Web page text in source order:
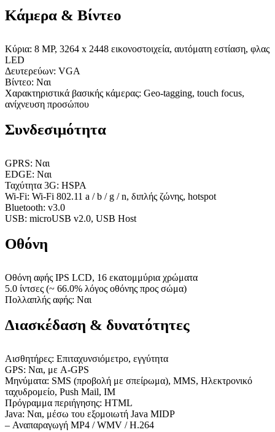
Κάμερα & Βίντεο
Κύρια: 8 MP, 3264 x 2448 εικονοστοιχεία, αυτόματη εστίαση, φλας
LED
Δευτερεύων: VGA
Βίντεο: Ναι
Χαρακτηριστικά βασικής κάμερας: Geo-tagging, touch focus,
ανίχνευση προσώπου
Συνδεσιμότητα
GPRS: Ναι
EDGE: Ναι
Ταχύτητα 3G: HSPA
Wi-Fi: Wi-Fi 802.11 a / b / g / n, διπλής ζώνης, hotspot
Bluetooth: v3.0
USB: microUSB v2.0, USB Host
Οθόνη
Οθόνη αφής IPS LCD, 16 εκατομμύρια χρώματα
5.0 ίντσες (~ 66.0% λόγος οθόνης προς σώμα)
Πολλαπλής αφής: Ναι
Διασκέδαση & δυνατότητες
Αισθητήρες: Επιταχυνσιόμετρο, εγγύτητα
GPS: Ναι, με A-GPS
Μηνύματα: SMS (προβολή με σπείρωμα), MMS, Ηλεκτρονικό
ταχυδρομείο, Push Mail, IM
Πρόγραμμα περιήγησης: HTML
Java: Ναι, μέσω του εξομοιωτή Java MIDP
– Αναπαραγωγή MP4 / WMV / H.264